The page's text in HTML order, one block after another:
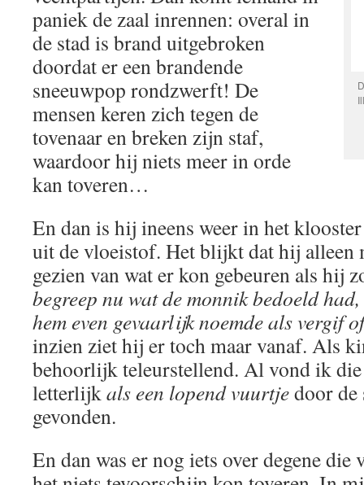
paniek de zaal inrennen: overal in
de stad is brand uitgebroken
doordat er een brandende
sneeuwpop rondzwerft! De
mensen keren zich tegen de
tovenaar en breken zijn staf,
waardoor hij niets meer in orde
kan toveren…
En dan is hij ineens weer in het
uit de vloeistof. Het blijkt dat hij alleen
gezien van wat er kon gebeuren als hij
begreep nu wat de monnik bedoeld
hem even gevaarlijk noemde als vergif
inzien ziet hij er toch maar vanaf. Als
behoorlijk teleurstellend. Al vond ik
letterlijkals een lopend vuurtjedoor de
gevonden.
En dan was er nog iets over degene die